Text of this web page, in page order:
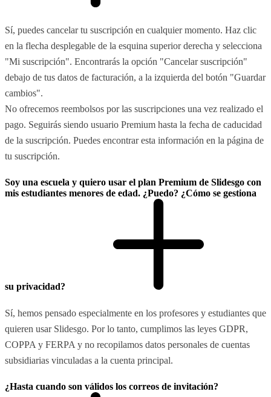
Sí, puedes cancelar tu suscripción en cualquier momento. Haz clic
en la flecha desplegable de la esquina superior derecha y selecciona
"Mi suscripción". Encontrarás la opción "Cancelar suscripción"
debajo de tus datos de facturación, a la izquierda del botón "Guardar
cambios".
No ofrecemos reembolsos por las suscripciones una vez realizado el
pago. Seguirás siendo usuario Premium hasta la fecha de caducidad
de la suscripción. Puedes encontrar esta información en la página de
tu suscripción.
Soy una escuela y quiero usar el plan Premium de Slidesgo con
mis estudiantes menores de edad. ¿Puedo? ¿Cómo se gestiona
su privacidad?
Sí, hemos pensado especialmente en los profesores y estudiantes que
quieren usar Slidesgo. Por lo tanto, cumplimos las leyes GDPR,
COPPA y FERPA y no recopilamos datos personales de cuentas
subsidiarias vinculadas a la cuenta principal.
¿Hasta cuando son válidos los correos de invitación?